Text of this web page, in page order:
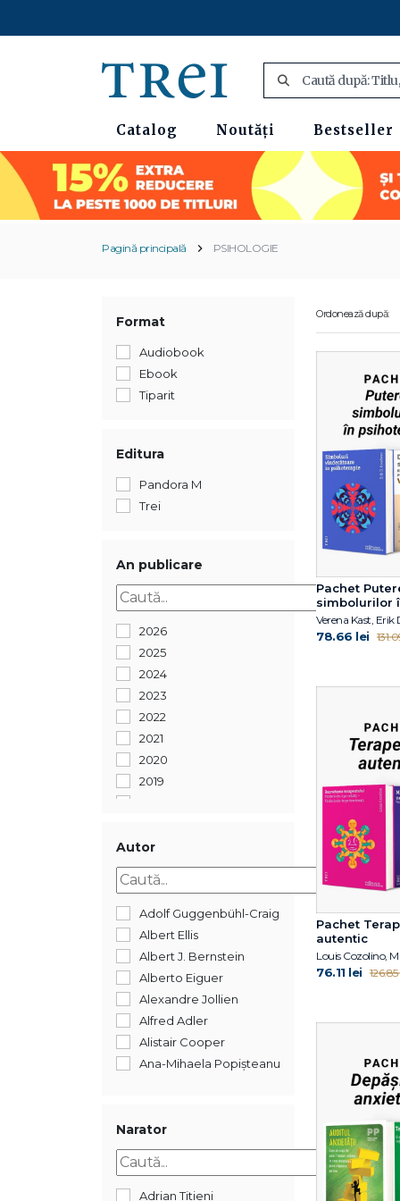
Catalog Noutăți Bestseller
Pagină principală PSIHOLOGIE
Format
Audiobook
Ebook
Tiparit
Editura
Pandora M
Trei
An publicare
2026
2025
2024
2023
2022
2021
2020
2019
2016
2015
2014
2013
2012
2011
2010
2009
2008
2007
2006
1900
Autor
Adolf Guggenbühl-Craig
Albert Ellis
Albert J. Bernstein
Alberto Eiguer
Alexandre Jollien
Alfred Adler
Alistair Cooper
Ana-Mihaela Popișteanu
Andrew Samuels
André Muzo &
Christophe
Anne Ancelin
Narator
Adrian Titieni
Ordonează după:
Pachet
simbolurilor
psihoterapie
Verena Kast,
78.66 lei
Pachet
autentic
Louis Cozolino,
76.11 lei 126.85